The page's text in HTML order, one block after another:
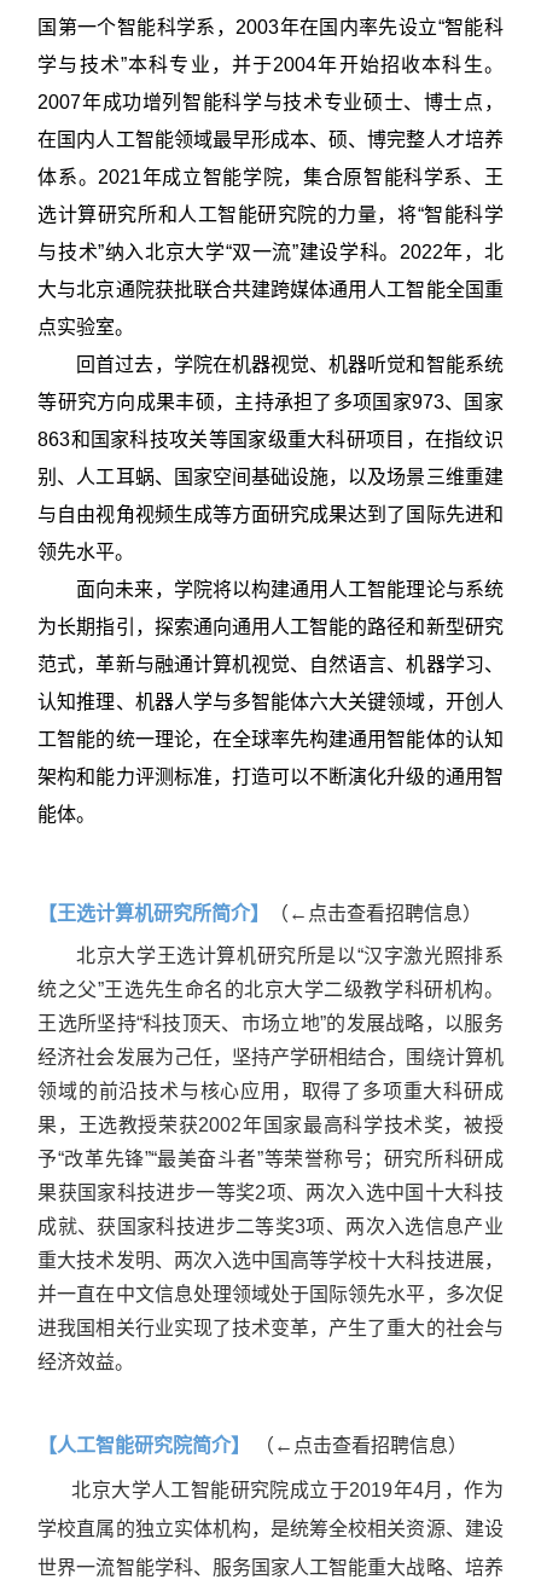
国第一个智能科学系，2003年在国内率先设立“智能科
学与技术”本科专业，并于2004年开始招收本科生。
2007年成功增列智能科学与技术专业硕士、博士点，
在国内人工智能领域最早形成本、硕、博完整人才培养
体系。2021年成立智能学院，集合原智能科学系、王
选计算研究所和人工智能研究院的力量，将“智能科学
与技术”纳入北京大学“双一流”建设学科。2022年，北
大与北京通院获批联合共建跨媒体通用人工智能全国重
点实验室。
回首过去，学院在机器视觉、机器听觉和智能系统
等研究方向成果丰硕，主持承担了多项国家973、国家
863和国家科技攻关等国家级重大科研项目，在指纹识
别、人工耳蜗、国家空间基础设施，以及场景三维重建
与自由视角视频生成等方面研究成果达到了国际先进和
领先水平。
面向未来，学院将以构建通用人工智能理论与系统
为长期指引，探索通向通用人工智能的路径和新型研究
范式，革新与融通计算机视觉、自然语言、机器学习、
认知推理、机器人学与多智能体六大关键领域，开创人
工智能的统一理论，在全球率先构建通用智能体的认知
架构和能力评测标准，打造可以不断演化升级的通用智
能体。
【王选计算机研究所简介】 （←点击查看招聘信息）
北京大学王选计算机研究所是以“汉字激光照排系
统之父”王选先生命名的北京大学二级教学科研机构。
王选所坚持“科技顶天、市场立地”的发展战略，以服务
经济社会发展为己任，坚持产学研相结合，围绕计算机
领域的前沿技术与核心应用，取得了多项重大科研成
果，王选教授荣获2002年国家最高科学技术奖，被授
予“改革先锋”“最美奋斗者”等荣誉称号；研究所科研成
果获国家科技进步一等奖2项、两次入选中国十大科技
成就、获国家科技进步二等奖3项、两次入选信息产业
重大技术发明、两次入选中国高等学校十大科技进展，
并一直在中文信息处理领域处于国际领先水平，多次促
进我国相关行业实现了技术变革，产生了重大的社会与
经济效益。
【人工智能研究院简介】 （←点击查看招聘信息）
北京大学人工智能研究院成立于2019年4月，作为
学校直属的独立实体机构，是统筹全校相关资源、建设
世界一流智能学科、服务国家人工智能重大战略、培养